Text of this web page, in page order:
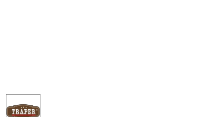
NAZWA
PRODUCENTA:
TRAPER